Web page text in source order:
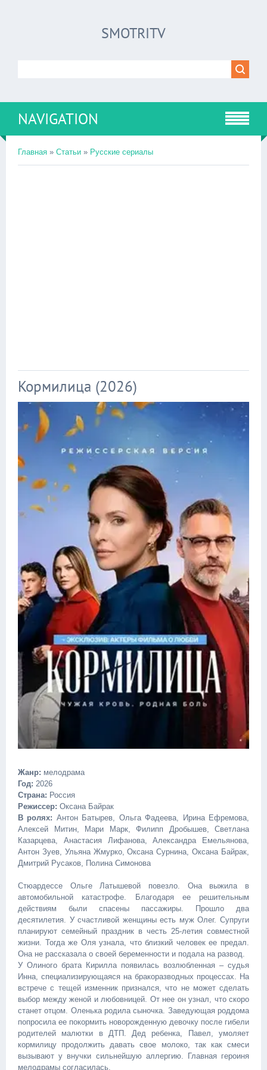
SMOTRITV
NAVIGATION
Главная » Статьи » Русские сериалы
Кормилица (2026)
Жанр: мелодрама
Год: 2026
Страна: Россия
Режиссер: Оксана Байрак
В ролях: Антон Батырев, Ольга Фадеева, Ирина Ефремова,
Алексей Митин, Мари Марк, Филипп Дробышев, Светлана
Казарцева, Анастасия Лифанова, Александра Емельянова,
Антон Зуев, Ульяна Жмурко, Оксана Сурнина, Оксана Байрак,
Дмитрий Русаков, Полина Симонова
Стюардессе Ольге Латышевой повезло. Она выжила в
автомобильной катастрофе. Благодаря ее решительным
действиям были спасены пассажиры. Прошло два
десятилетия. У счастливой женщины есть муж Олег. Супруги
планируют семейный праздник в честь 25-летия совместной
жизни. Тогда же Оля узнала, что близкий человек ее предал.
Она не рассказала о своей беременности и подала на развод.
У Олиного брата Кирилла появилась возлюбленная – судья
Инна, специализирующаяся на бракоразводных процессах. На
встрече с тещей изменник признался, что не может сделать
выбор между женой и любовницей. От нее он узнал, что скоро
станет отцом. Оленька родила сыночка. Заведующая роддома
попросила ее покормить новорожденную девочку после гибели
родителей малютки в ДТП. Дед ребенка, Павел, умоляет
кормилицу продолжить давать свое молоко, так как смеси
вызывают у внучки сильнейшую аллергию. Главная героиня
мелодрамы согласилась.